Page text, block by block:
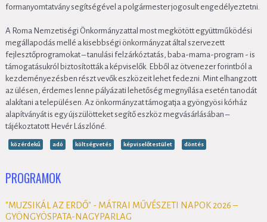
formanyomtatvány segítségével a polgármester jogosult engedélyeztetni.
A Roma Nemzetiségi Önkormányzattal most megkötött együttműködési
megállapodás mellé a kisebbségi önkormányzat által szervezett
fejlesztőprogramokat – tanulási felzárkóztatás, baba-mama-program - is
támogatásukról biztosították a képviselők. Ebből az ötvenezer forintból a
kezdeményezésben részt vevők eszközeit lehet fedezni. Mint elhangzott
az ülésen, érdemes lenne pályázati lehetőség megnyílása esetén tanodát
alakítani a településen. Az önkormányzat támogatja a gyöngyösi kórház
alapítványát is egy újszülötteket segítő eszköz megvásárlásában –
tájékoztatott Hevér Lászlóné.
közérdekű adó költségvetés képviselőtestület döntés
PROGRAMOK
"MUZSIKÁL AZ ERDŐ" - MÁTRAI MŰVÉSZETI NAPOK 2026 –
GYÖNGYÖSPATA-NAGYPARLAG